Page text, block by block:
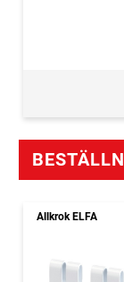
Allkrok ELFA